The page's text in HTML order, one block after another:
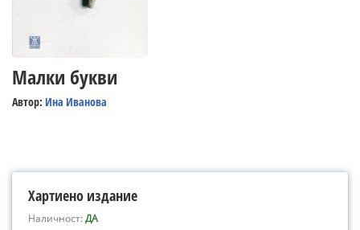
Малки букви
Автор: Ина Иванова
Хартиено издание
Наличност:ДА